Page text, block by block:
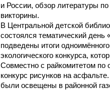
и России, обзор литературы
викторины.
В Центральной детской
состоялся тематический день
подведены итоги
экологического конкурса,
Совместно с райкомитетом
конкурс рисунков на
были освещены в районной